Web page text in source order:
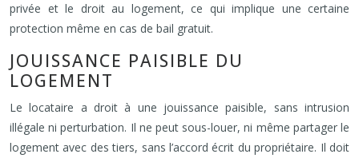
privée et le droit au logement, ce qui implique une certaine
protection même en cas de bail gratuit.
JOUISSANCE PAISIBLE DU
LOGEMENT
Le locataire a droit à une jouissance paisible, sans intrusion
illégale ni perturbation. Il ne peut sous-louer, ni même partager le
logement avec des tiers, sans l’accord écrit du propriétaire. Il doit